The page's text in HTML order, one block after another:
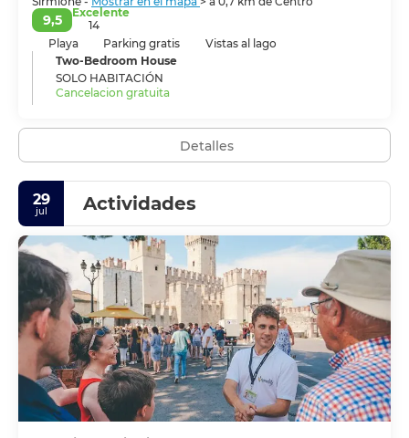
9,5
Excelente
14
Playa
Parking gratis
Vistas al lago
Two-Bedroom House
SOLO HABITACIÓN
Cancelacion gratuita
Detalles
29
jul Actividades